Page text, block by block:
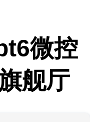
微控
舰厅